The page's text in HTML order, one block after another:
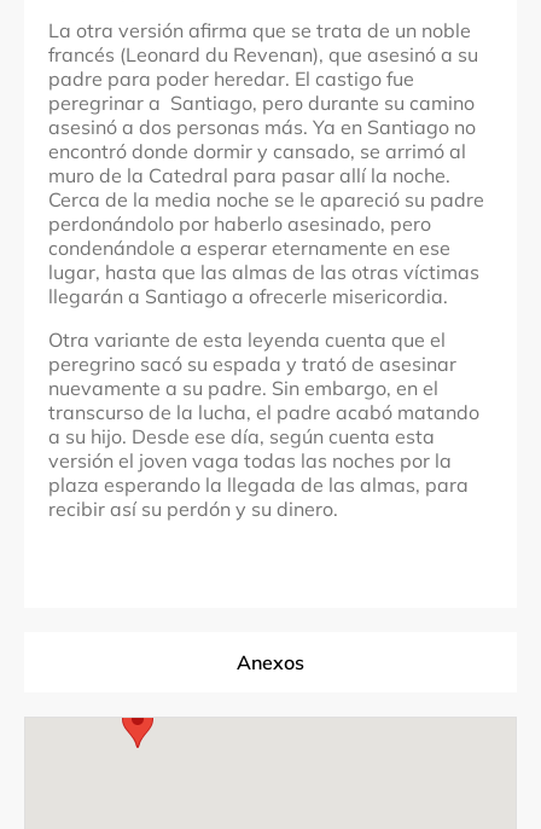
La otra versión afirma que se trata de un noble
francés (Leonard du Revenan), que asesinó a su
padre para poder heredar. El castigo fue
peregrinar a Santiago, pero durante su camino
asesinó a dos personas más. Ya en Santiago no
encontró donde dormir y cansado, se arrimó al
muro de la Catedral para pasar allí la noche.
Cerca de la media noche se le apareció su padre
perdonándolo por haberlo asesinado, pero
condenándole a esperar eternamente en ese
lugar, hasta que las almas de las otras víctimas
llegarán a Santiago a ofrecerle misericordia.
Otra variante de esta leyenda cuenta que el
peregrino sacó su espada y trató de asesinar
nuevamente a su padre. Sin embargo, en el
transcurso de la lucha, el padre acabó matando
a su hijo. Desde ese día, según cuenta esta
versión el joven vaga todas las noches por la
plaza esperando la llegada de las almas, para
recibir así su perdón y su dinero.
Anexos